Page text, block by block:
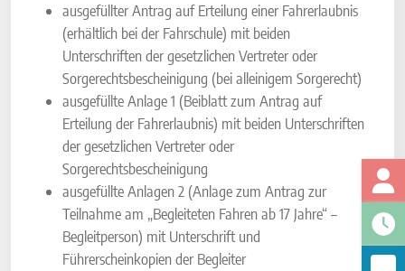
ausgefüllter Antrag auf Erteilung einer Fahrerlaubnis
(erhältlich bei der Fahrschule) mit beiden
Unterschriften der gesetzlichen Vertreter oder
Sorgerechtsbescheinigung (bei alleinigem Sorgerecht)
ausgefüllte Anlage 1 (Beiblatt zum Antrag auf
Erteilung der Fahrerlaubnis) mit beiden Unterschriften
der gesetzlichen Vertreter oder
Sorgerechtsbescheinigung
ausgefüllte Anlagen 2 (Anlage zum Antrag zur
Teilnahme am „Begleiteten Fahren ab 17 Jahre“ –
Begleitperson) mit Unterschrift und
Führerscheinkopien der Begleiter